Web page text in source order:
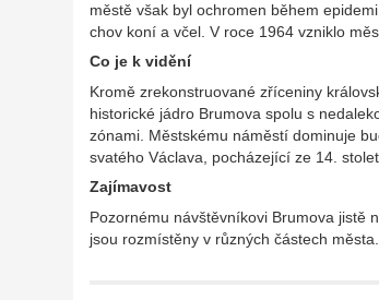
městě však byl ochromen během
chov koní a včel. V roce 1964 vzniklo
Co je k vidění
Kromě zrekonstruované zříceniny
historické jádro Brumova spolu s
zónami. Městskému náměstí dominuje
svatého Václava, pocházející ze 14.
Zajímavost
Pozornému návštěvníkovi Brumova jistě
jsou rozmístěny v různých částech města.